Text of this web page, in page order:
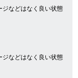
ジなどはなく良い状態
ジなどはなく良い状態